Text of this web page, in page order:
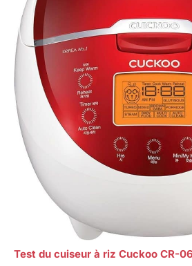
Test du cuiseur à riz Cuckoo CR-